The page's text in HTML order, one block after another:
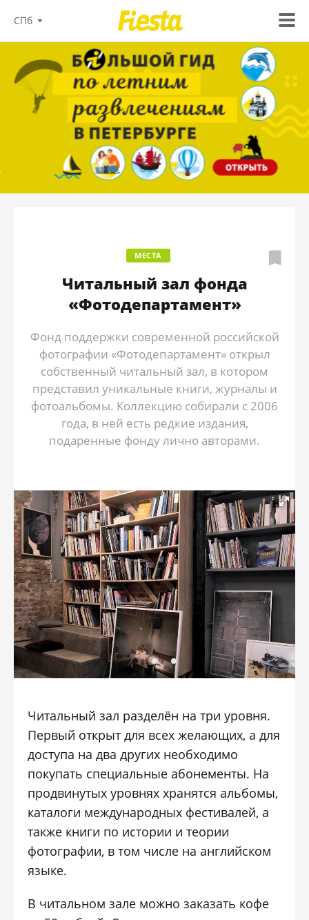
СПб
МЕСТА
Читальный зал фонда
«Фотодепартамент»
Фонд поддержки современной российской
фотографии «Фотодепартамент» открыл
собственный читальный зал, в котором
представил уникальные книги, журналы и
фотоальбомы. Коллекцию собирали с 2006
года, в ней есть редкие издания,
подаренные фонду лично авторами.
Читальный зал разделён на три уровня.
Первый открыт для всех желающих, а для
доступа на два других необходимо
покупать специальные абонементы. На
продвинутых уровнях хранятся альбомы,
каталоги международных фестивалей, а
также книги по истории и теории
фотографии, в том числе на английском
языке.
В читальном зале можно заказать кофе